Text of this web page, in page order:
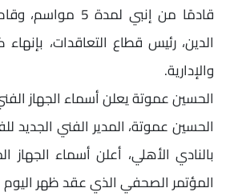
قادمًا من إنبي
الدين، رئيس قطاع التعاقدات، بإنهاء
والإدارية.
الحسين عموتة يعلن أسماء الجهاز
الحسين عموتة، المدير الفني الجديد
بالنادي الأهلي، أعلن أسماء الجهاز
المؤتمر الصحفي الذي عقد ظهر اليوم